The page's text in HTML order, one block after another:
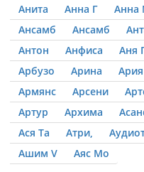
Анита
Анна Г Анна
Ансамб
Ансамб
Антон
Анфиса Аня
Арбузо
Арина
Армянс
Арсени
Артур
Архима
Ася Та
Атри,
Ашим V
Аяс Мо